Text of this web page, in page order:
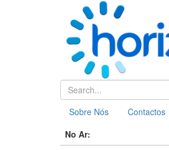
Sobre Nós Contactos
No Ar: